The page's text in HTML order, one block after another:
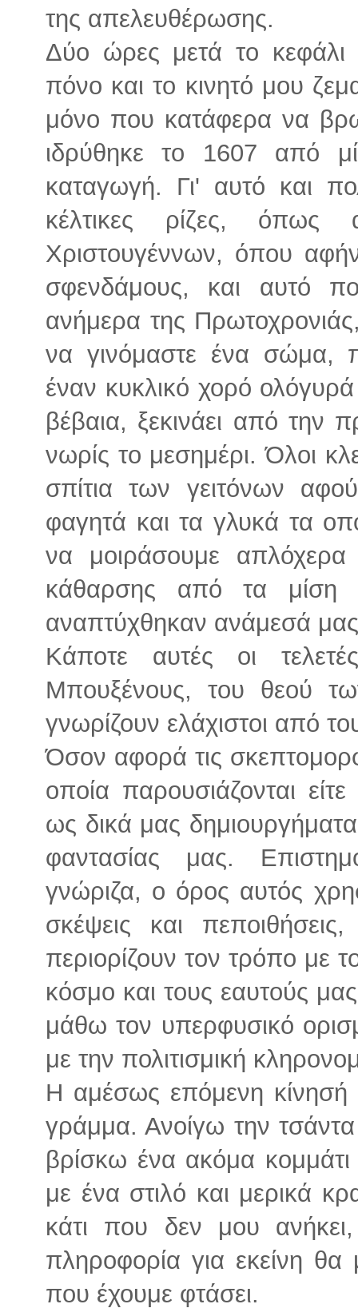
της απελευθέρωσης.
Δύο ώρες μετά το
πόνο και το κινητό μου
μόνο που κατάφερα να
ιδρύθηκε το 1607 από
καταγωγή. Γι' αυτό και
κέλτικες ρίζες,
Χριστουγέννων, όπου
σφενδάμους, και αυτό
ανήμερα της
να γινόμαστε ένα σώμα,
έναν κυκλικό χορό
βέβαια, ξεκινάει από την
νωρίς το μεσημέρι. Όλοι
σπίτια των γειτόνων
φαγητά και τα γλυκά τα
να μοιράσουμε
κάθαρσης από τα μίση
αναπτύχθηκαν ανάμεσά μας
Κάποτε αυτές οι
Μπουξένους, του θεού
γνωρίζουν ελάχιστοι από
Όσον αφορά τις
οποία παρουσιάζονται
ως δικά μας
φαντασίας μας.
γνώριζα, ο όρος αυτός
σκέψεις και
περιορίζουν τον τρόπο με
κόσμο και τους εαυτούς
μάθω τον υπερφυσικό
με την πολιτισμική
Η αμέσως επόμενη κίνησή
γράμμα. Ανοίγω την
βρίσκω ένα ακόμα κομμάτι
με ένα στιλό και μερικά
κάτι που δεν μου
πληροφορία για εκείνη
που έχουμε φτάσει.